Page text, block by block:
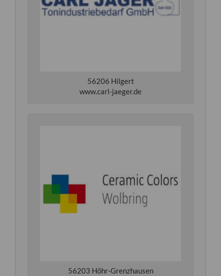
56206 Hilgert
www.carl-jaeger.de
56203 Höhr-Grenzhausen